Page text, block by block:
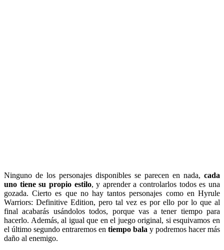
Ninguno de los personajes disponibles se parecen en nada, cada
uno tiene su propio estilo, y aprender a controlarlos todos es una
gozada. Cierto es que no hay tantos personajes como en Hyrule
Warriors: Definitive Edition, pero tal vez es por ello por lo que al
final acabarás usándolos todos, porque vas a tener tiempo para
hacerlo. Además, al igual que en el juego original, si esquivamos en
el último segundo entraremos en tiempo bala y podremos hacer más
daño al enemigo.